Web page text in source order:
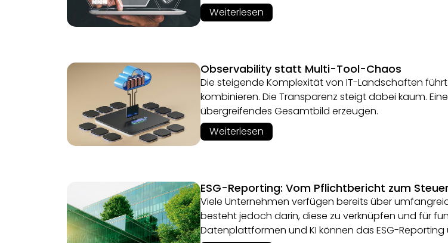
Weiterlesen
Observability statt Multi-Tool-Chaos
Die steigende Komplexität von IT-Landschaften
kombinieren. Die Transparenz steigt dabei kaum.
übergreifendes Gesamtbild erzeugen.
Weiterlesen
ESG-Reporting: Vom Pflichtbericht zum
Viele Unternehmen verfügen bereits über
besteht jedoch darin, diese zu verknüpfen und für
Datenplattformen und KI können das ESG-Reporting